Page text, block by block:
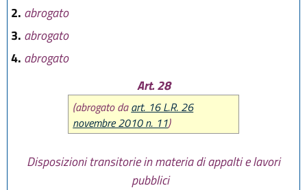
2. abrogato
3. abrogato
4. abrogato
Art. 28
(abrogato daart. 16 L.R. 26
novembre 2010 n. 11)
Disposizioni transitorie in materia di appalti e lavori
pubblici